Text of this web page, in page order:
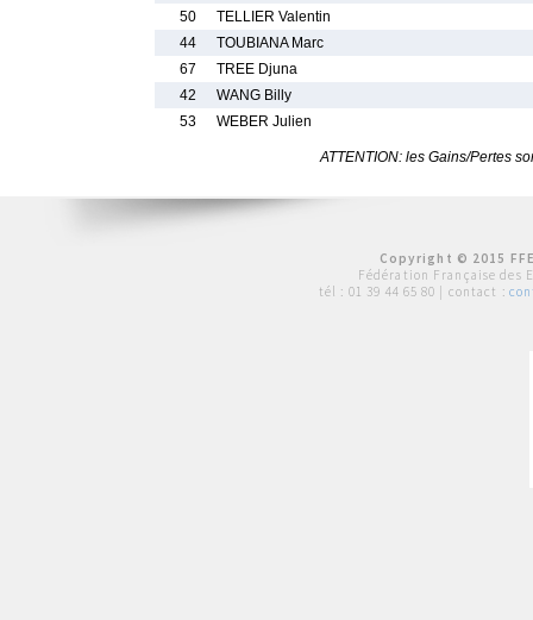
50
TELLIER Valentin
44
TOUBIANA Marc
67
TREE Djuna
42
WANG Billy
53
WEBER Julien
ATTENTION: les Gains/Pertes
Copyright © 2015
Fédération Française des
tél : 01 39 44 65 80 | contact :